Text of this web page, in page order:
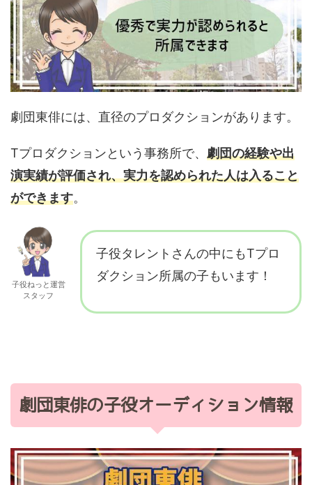
劇団東俳には、直径のプロダクションがあります。
Tプロダクションという事務所で、 劇団の経験や出
演実績が評価され、実力を認められた人は入ること
ができます。
子役ねっと運営
スタッフ
子役タレントさんの中にもTプロ
ダクション所属の子もいます！
劇団東俳の子役オーディション情報